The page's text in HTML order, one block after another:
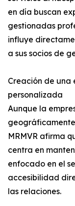
en día buscan
gestionadas
influye
a sus socios de
Creación de una
personalizada
Aunque la
MRMVR afirma
centra en
enfocado en el
accesibilidad
las relaciones.